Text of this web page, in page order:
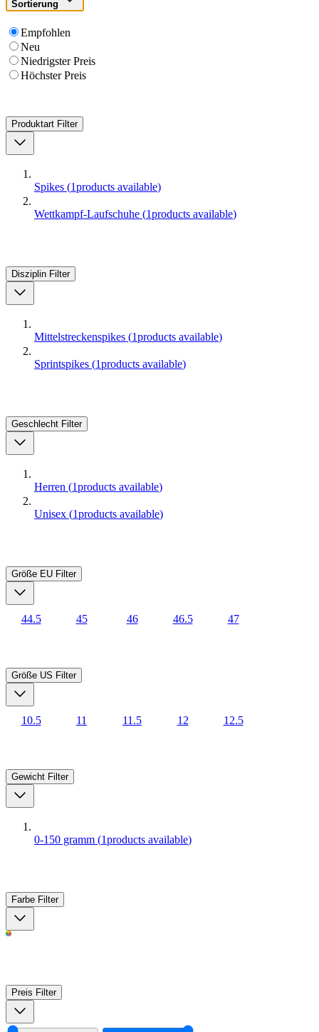
Sortierung
Empfohlen
Neu
Niedrigster Preis
Höchster Preis
Produktart Filter
Spikes (1products available)
Wettkampf-Laufschuhe (1products available)
Disziplin Filter
Mittelstreckenspikes (1products available)
Sprintspikes (1products available)
Geschlecht Filter
Herren (1products available)
Unisex (1products available)
Größe EU Filter
44.5 45 46 46.5 47
Größe US Filter
10.5 11 11.5 12 12.5
Gewicht Filter
0-150 gramm (1products available)
Farbe Filter
Preis Filter